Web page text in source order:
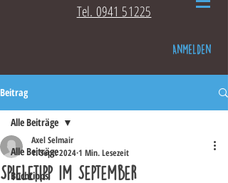
Tel. 0941 51225
Anmelden
Beitrag
Alle Beiträge
Buchtipps
Alle Beiträge
Spieletipp im September
Axel Selmair
1. Sept. 20241 Min. Lesezeit